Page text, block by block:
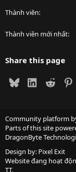
Thành viên
Thành viên mới nhất
Share this page
BlueskyLinkedIn
Reddit
Community platform
Parts of this site
DragonByte
Design by: Pixel Exit
Website đang hoạt
TT.